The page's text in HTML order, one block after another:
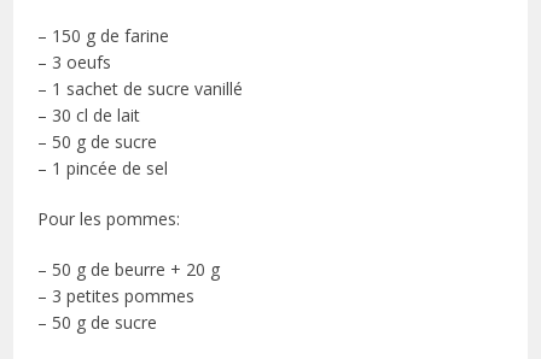
– 150 g de farine
– 3 oeufs
– 1 sachet de sucre vanillé
– 30 cl de lait
– 50 g de sucre
– 1 pincée de sel
Pour les pommes:
– 50 g de beurre + 20 g
– 3 petites pommes
– 50 g de sucre